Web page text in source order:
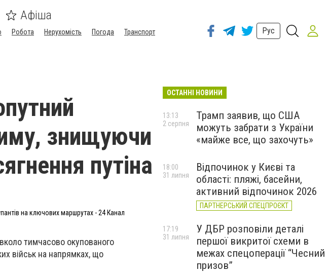
Афіша
Робота Нерухомість Погода
Транспорт
Рус
знищуючи
путіна
на ключових маршрутах - 24 Канал
тимчасово окупованого
військ на напрямках, що
ОСТАННІ НОВИНИ
Трамп заявив, що США
можуть забрати з України
«майже все, що захочуть»
13:13
2 серпня
Відпочинок у Києві та
області: пляжі, басейни,
активний відпочинок 2026
ПАРТНЕРСЬКИЙ СПЕЦПРОЄКТ
18:00
31 липня
У ДБР розповіли деталі
першої викритої схеми в
межах спецоперації “Чесний
призов”
17:19
31 липня